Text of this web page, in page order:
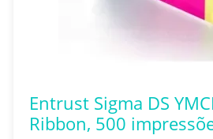
Entrust Sigma DS
Ribbon, 500